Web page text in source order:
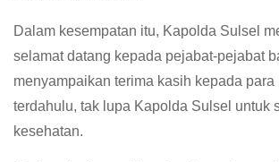
Dalam kesempatan itu, Kapolda Sulsel
selamat datang kepada pejabat-pejabat
menyampaikan terima kasih kepada para
terdahulu, tak lupa Kapolda Sulsel untuk
kesehatan.